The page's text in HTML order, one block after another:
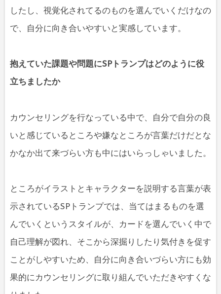
したし、視覚化されてるのものを選んでいくだけなの
で、自分に向き合いやすいと実感しています。
抱えていた課題や問題にSPトランプはどのように役
立ちましたか
カウンセリングを行なっている中で、自分で自分の良
いと感じているところや嫌なところが言葉だけだとな
かなか出て来づらい方も中にはいらっしゃいました。
ところがイラストとキャラクターを説明する言葉が表
示されているSPトランプでは、当てはまるものを選
んでいくというスタイルが、カードを選んでいく中で
自己理解が図れ、そこから深掘りしたり気付きを促す
ことがしやすいため、自分に向き合いづらい方にも効
果的にカウンセリングに取り組んでいただきやすくな